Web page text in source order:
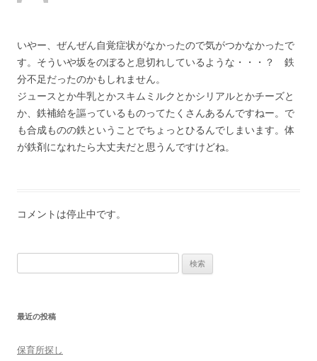
いやー、ぜんぜん自覚症状がなかったので気がつかなかったで
す。そういや坂をのぼると息切れしているような・・・？ 鉄
分不足だったのかもしれません。
ジュースとか牛乳とかスキムミルクとかシリアルとかチーズと
か、鉄補給を謳っているものってたくさんあるんですねー。で
も合成ものの鉄ということでちょっとひるんでしまいます。体
が鉄剤になれたら大丈夫だと思うんですけどね。
コメントは停止中です。
最近の投稿
保育所探し